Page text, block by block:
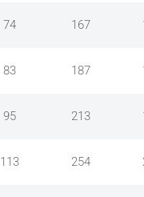
74 167
83 187
95 213
113 254